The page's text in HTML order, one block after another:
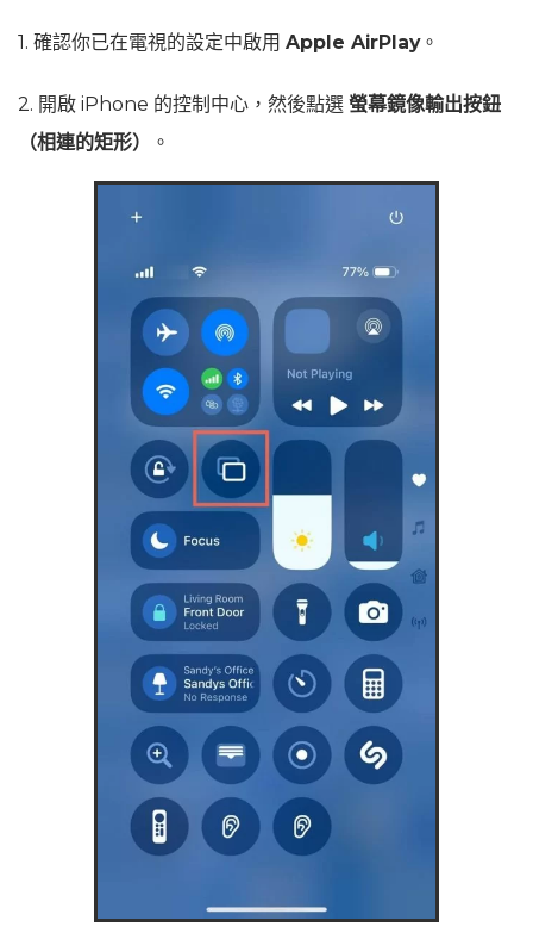
1. 確認你已在電視的設定中啟用 Apple AirPlay。
2. 開啟 iPhone 的控制中心，然後點選 螢幕鏡像輸出按鈕
（相連的矩形）
。